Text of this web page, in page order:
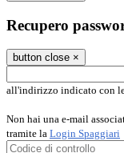
Recupero
button close ×
all'indirizzo indicato con
Non hai una e-mail
tramite la Login Spaggiari